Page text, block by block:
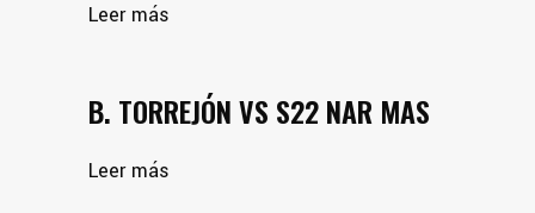
Leer más
B. TORREJÓN VS S22 NAR MAS
Leer más